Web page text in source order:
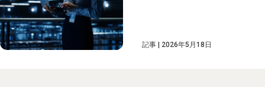
記事 2026年5月18日